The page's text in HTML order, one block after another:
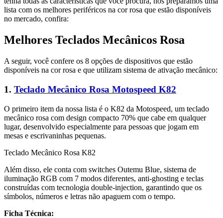
lista com os melhores periféricos na cor rosa que estão disponíveis
no mercado, confira:
Melhores Teclados Mecânicos Rosa
A seguir, você confere os 8 opções de dispositivos que estão
disponíveis na cor rosa e que utilizam sistema de ativação mecânico:
1. Teclado Mecânico Rosa Motospeed K82
O primeiro item da nossa lista é o K82 da Motospeed, um teclado
mecânico rosa com design compacto 70% que cabe em qualquer
lugar, desenvolvido especialmente para pessoas que jogam em
mesas e escrivaninhas pequenas.
Teclado Mecânico Rosa K82
Além disso, ele conta com switches Outemu Blue, sistema de
iluminação RGB com 7 modos diferentes, anti-ghosting e teclas
construídas com tecnologia double-injection, garantindo que os
símbolos, números e letras não apaguem com o tempo.
Ficha Técnica: